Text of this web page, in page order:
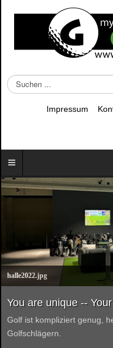
S
u
.
.
.
Impressum
halle2022.jpg
You are unique --
Golf ist kompliziert genug,
Golfschlägern.